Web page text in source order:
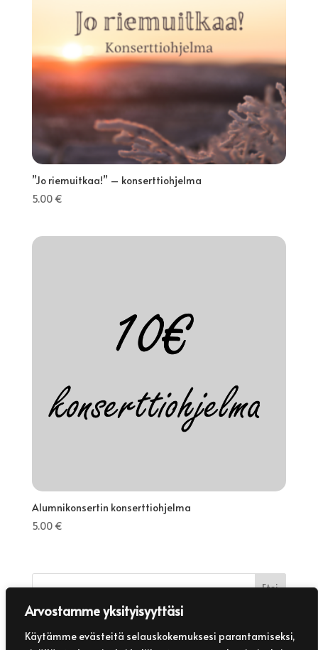
Arvostamme yksityisyyttäsi
Käytämme evästeitä selauskokemuksesi parantamiseksi,
”Jo riemuitkaa!” – konserttiohjelma
5.00€
Alumnikonsertin konserttiohjelma
5.00€
Etsi
Viimeisimmät artikkelit